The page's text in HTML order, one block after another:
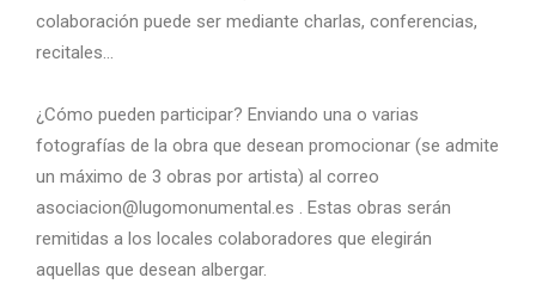
colaboración puede ser mediante charlas, conferencias,
recitales…
¿Cómo pueden participar? Enviando una o varias
fotografías de la obra que desean promocionar (se admite
un máximo de 3 obras por artista) al correo
asociacion@lugomonumental.es . Estas obras serán
remitidas a los locales colaboradores que elegirán
aquellas que desean albergar.